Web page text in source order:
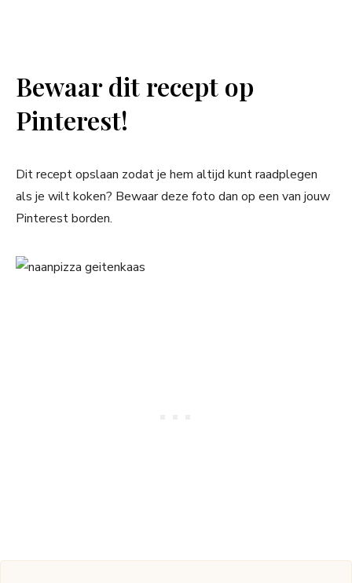
Bewaar dit recept op
Pinterest!
Dit recept opslaan zodat je hem altijd kunt raadplegen
als je wilt koken? Bewaar deze foto dan op een van jouw
Pinterest borden.